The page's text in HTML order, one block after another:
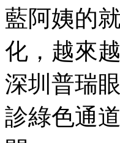
藍阿姨的
化，越來
深圳普瑞
診綠色通